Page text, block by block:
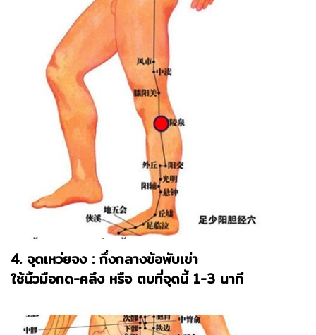
4. จุดเหว่ยจง : กึ่งกลางข้อพับเข่า
ใช้นิ้วมือกด-คลึง หรือ ตบที่จุดนี้ 1-3 นาที